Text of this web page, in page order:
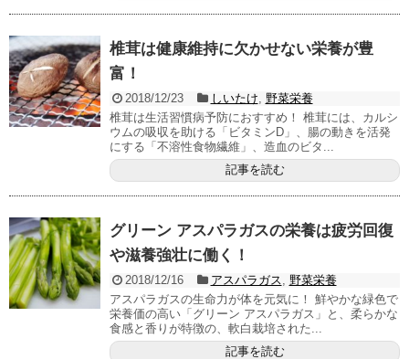
椎茸は健康維持に欠かせない栄養が豊
富！
2018/12/23 しいたけ
野菜栄養
椎茸は生活習慣病予防におすすめ！ 椎茸には、カルシ
ウムの吸収を助ける「ビタミンD」、腸の動きを活発
にする「不溶性食物繊維」、造血のビタ...
記事を読む
グリーン アスパラガスの栄養は疲労回復
や滋養強壮に働く！
2018/12/16 アスパラガス
野菜栄養
アスパラガスの生命力が体を元気に！ 鮮やかな緑色で
栄養価の高い「グリーン アスパラガス」と、柔らかな
食感と香りが特徴の、軟白栽培された...
記事を読む